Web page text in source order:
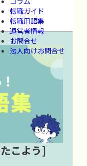
転職ガイド
転職用語集
運営者情報
お問合せ
法人向けお問合せ
こよう]